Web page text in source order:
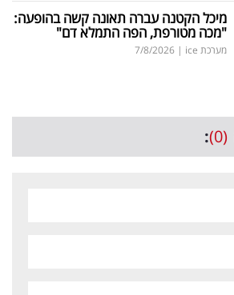
מיכל הקטנה עברה תאונה קשה בהופעה:
"מכה מטורפת, הפה התמלא דם"
מערכת ice |
7/8/2026
(0)
: